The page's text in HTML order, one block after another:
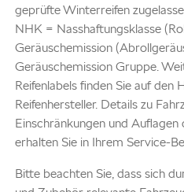
geprüfte Winterreifen
NHK = Nasshaftungsklasse
Geräuschemission
Geräuschemission Gruppe.
Reifenlabels finden Sie auf den
Reifenhersteller. Details zu
Einschränkungen und
erhalten Sie in Ihrem Service-
Bitte beachten Sie, dass sich